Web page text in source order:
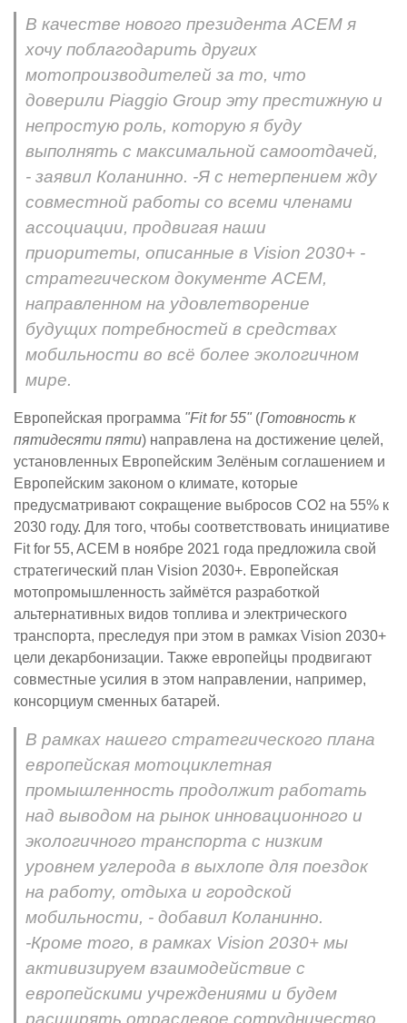
В качестве нового президента ACEM я
хочу поблагодарить других
мотопроизводителей за то, что
доверили Piaggio Group эту престижную и
непростую роль, которую я буду
выполнять с максимальной самоотдачей,
- заявил Коланинно. -Я с нетерпением жду
совместной работы со всеми членами
ассоциации, продвигая наши
приоритеты, описанные в Vision 2030+ -
стратегическом документе ACEM,
направленном на удовлетворение
будущих потребностей в средствах
мобильности во всё более экологичном
мире.
Европейская программа "Fit for 55" (Готовность к
пятидесяти пяти) направлена на достижение целей,
установленных Европейским Зелёным соглашением и
Европейским законом о климате, которые
предусматривают сокращение выбросов CO2 на 55% к
2030 году. Для того, чтобы соответствовать инициативе
Fit for 55, ACEM в ноябре 2021 года предложила свой
стратегический план Vision 2030+. Европейская
мотопромышленность займётся разработкой
альтернативных видов топлива и электрического
транспорта, преследуя при этом в рамках Vision 2030+
цели декарбонизации. Также европейцы продвигают
совместные усилия в этом направлении, например,
консорциум сменных батарей.
В рамках нашего стратегического плана
европейская мотоциклетная
промышленность продолжит работать
над выводом на рынок инновационного и
экологичного транспорта с низким
уровнем углерода в выхлопе для поездок
на работу, отдыха и городской
мобильности, - добавил Коланинно.
-Кроме того, в рамках Vision 2030+ мы
активизируем взаимодействие с
европейскими учреждениями и будем
расширять отраслевое сотрудничество